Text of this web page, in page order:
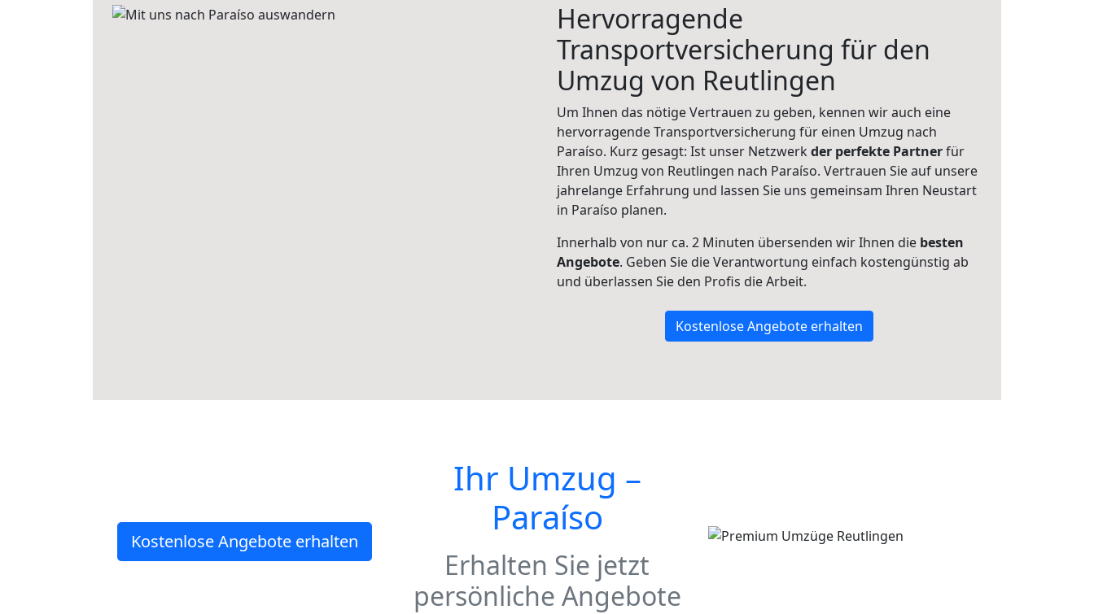
Hervorragende
Transportversicherung für den
Umzug von Reutlingen
Um Ihnen das nötige Vertrauen zu geben, kennen wir auch eine
hervorragende Transportversicherung für einen Umzug nach
Paraíso. Kurz gesagt: Ist unser Netzwerkder perfekte Partnerfür
Ihren Umzug von Reutlingen nach Paraíso. Vertrauen Sie auf unsere
jahrelange Erfahrung und lassen Sie uns gemeinsam Ihren Neustart
in Paraíso planen.
Innerhalb von nur ca. 2 Minuten übersenden wir Ihnen die besten
Angebote. Geben Sie die Verantwortung einfach kostengünstig ab
und überlassen Sie den Profis die Arbeit.
Kostenlose Angebote erhalten
Kostenlose Angebote erhalten
Ihr Umzug –
Paraíso
Erhalten Sie jetzt
persönliche Angebote